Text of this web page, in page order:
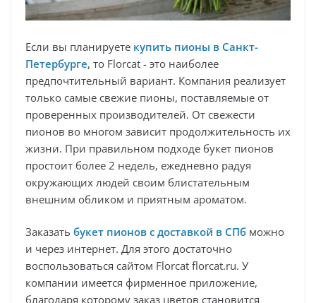
Если вы планируете купить пионы в Санкт-
Петербурге, то Florcat - это наиболее
предпочтительный вариант. Компания реализует
только самые свежие пионы, поставляемые от
проверенных производителей. От свежести
пионов во многом зависит продолжительность их
жизни. При правильном подходе букет пионов
простоит более 2 недель, ежедневно радуя
окружающих людей своим блистательным
внешним обликом и приятным ароматом.
Заказать букет пионов с доставкой в СПб можно
и через интернет. Для этого достаточно
воспользоваться сайтом Florcat florcat.ru. У
компании имеется фирменное приложение,
благодаря которому заказ цветов становится